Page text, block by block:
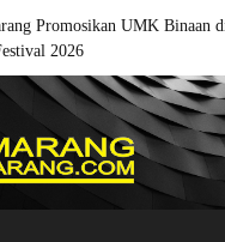
Promosikan UMK Binaan
2026